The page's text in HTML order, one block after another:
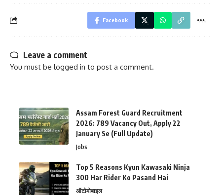
Facebook
Leave a comment
You must be logged in to post a comment.
Assam Forest Guard Recruitment
2026: 789 Vacancy Out, Apply 22
January Se (Full Update)
Jobs
Top 5 Reasons Kyun Kawasaki Ninja
300 Har Rider Ko Pasand Hai
ऑटोमोबाइल